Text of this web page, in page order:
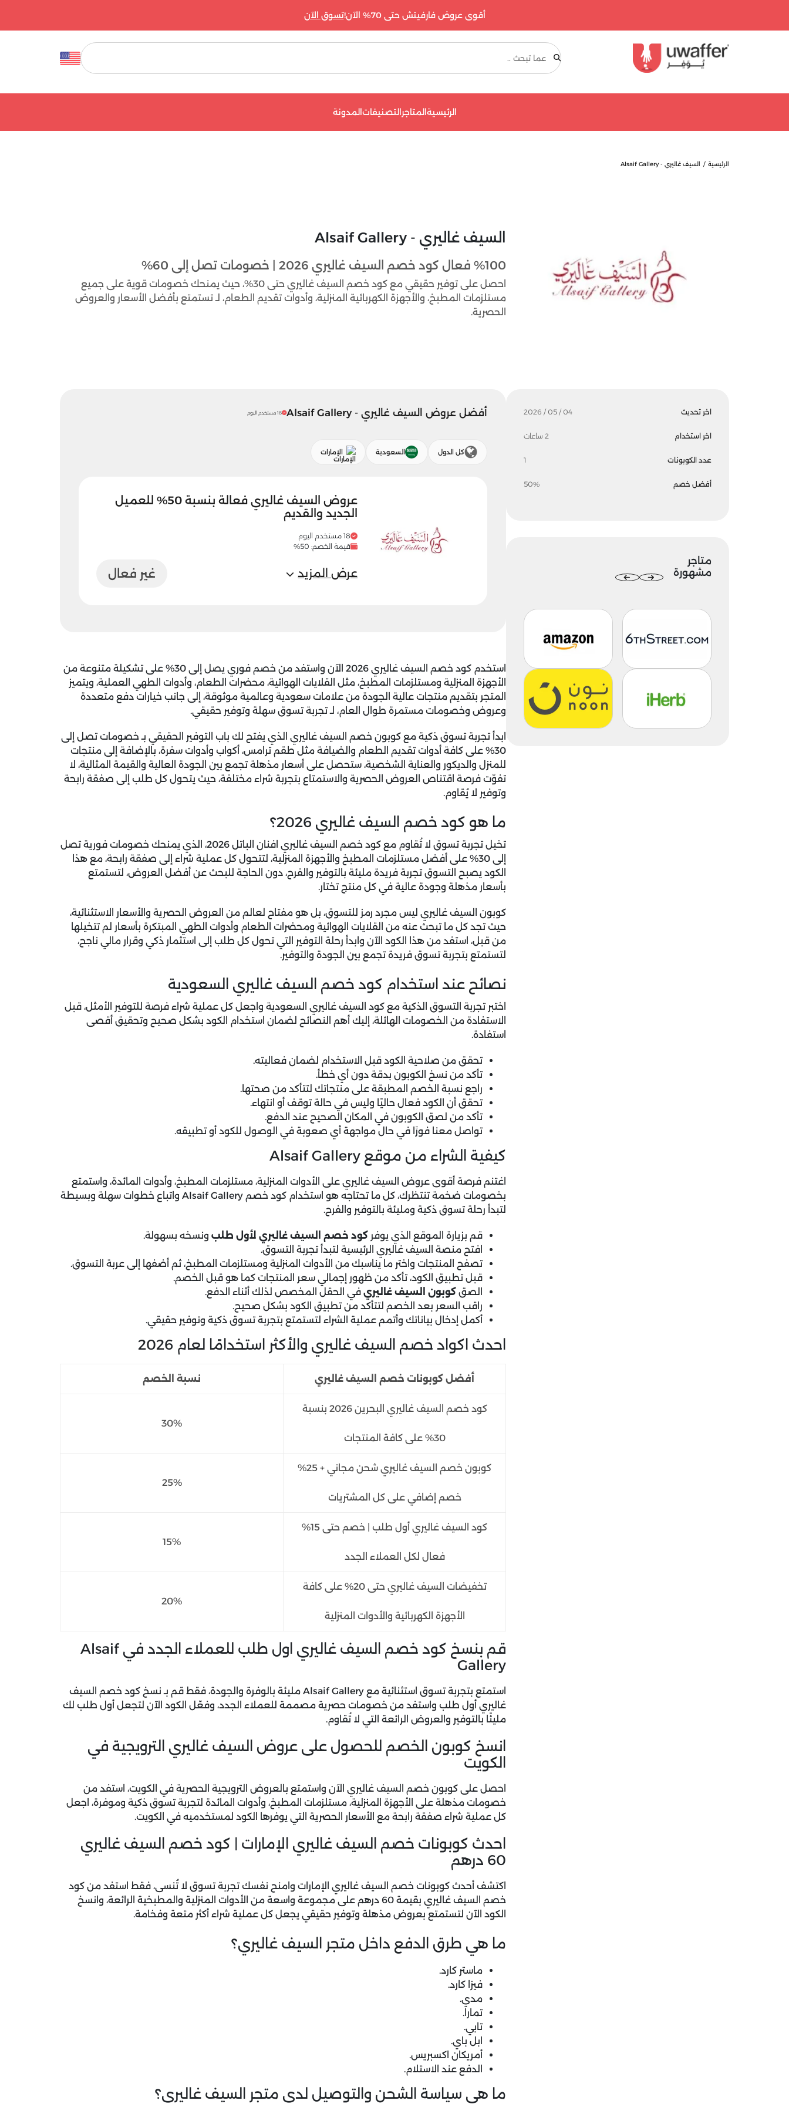
أقوى عروض فارفيتش حتى 70% الآن! تسوق الآن
بحث
الرئيسيةالمتاجرالتصنيفاتالمدونة
الرئيسية السيف غاليري - Alsaif Gallery
السيف غاليري - Alsaif Gallery
%100 فعال كود خصم السيف غاليري 2026 | خصومات تصل إلى 60%
احصل على توفير حقيقي مع كود خصم السيف غاليري حتى 30%، حيث يمنحك خصومات قوية على جميع
مستلزمات المطبخ، والأجهزة الكهربائية المنزلية، وأدوات تقديم الطعام، لـ تستمتع بأفضل الأسعار والعروض
الحصرية.
اخر تحديث 04 / 05 / 2026
اخر استخدام 2 ساعات
عدد الكوبونات 1
أفضل خصم 50%
متاجر
مشهورة
أفضل عروض السيف غاليري - Alsaif Gallery 18 مستخدم اليوم
كل الدول السعودية الإمارات
عروض السيف غاليري فعالة بنسبة 50% للعميل
الجديد والقديم
18 مستخدم اليوم
قيمة الخصم: 50%
عرض المزيد غير فعال
استخدم كود خصم السيف غاليري 2026
الآن واستفد من خصم فوري يصل إلى 30% على تشكيلة متنوعة من
الأجهزة المنزلية ومستلزمات المطبخ، مثل القلايات الهوائية، محضرات الطعام، وأدوات الطهي العملية، ويتميز
المتجر بتقديم منتجات عالية الجودة من علامات سعودية وعالمية موثوقة، إلى جانب خيارات دفع متعددة
وعروض وخصومات مستمرة طوال العام، لـ تجربة تسوق سهلة وتوفير حقيقي.
ابدأ تجربة تسوق ذكية مع كوبون خصم السيف غاليري الذي يفتح لك باب التوفير الحقيقي بـ خصومات تصل إلى
30% على كافة أدوات تقديم الطعام والضيافة مثل طقم ترامس، أكواب وأدوات سفرة، بالإضافة إلى منتجات
للمنزل والديكور والعناية الشخصية، ستحصل على أسعار مذهلة تجمع بين الجودة العالية والقيمة المثالية، لا
تفوّت فرصة اقتناص العروض الحصرية والاستمتاع بتجربة شراء مختلفة، حيث يتحول كل طلب إلى صفقة رابحة
وتوفير لا يُقاوم.
ما هو كود خصم السيف غاليري 2026؟
تخيل تجربة تسوق لا تُقاوم مع كود خصم السيف غاليري افنان الباتل 2026
، الذي يمنحك خصومات فورية تصل
إلى 30% على أفضل مستلزمات المطبخ والأجهزة المنزلية، لتتحول كل عملية شراء إلى صفقة رابحة، مع هذا
الكود يصبح التسوق تجربة فريدة مليئة بالتوفير والفرح، دون الحاجة للبحث عن أفضل العروض، لتستمتع
بأسعار مذهلة وجودة عالية في كل منتج تختار.
كوبون السيف غاليري ليس مجرد رمز للتسوق، بل هو مفتاح لعالم من العروض الحصرية والأسعار الاستثنائية،
حيث تجد كل ما تبحث عنه من القلايات الهوائية ومحضرات الطعام وأدوات الطهي المبتكرة بأسعار لم تتخيلها
من قبل، استفد من هذا الكود الآن وابدأ رحلة التوفير التي تحول كل طلب إلى استثمار ذكي وقرار مالي ناجح،
لتستمتع بتجربة تسوق فريدة تجمع بين الجودة والتوفير.
نصائح عند استخدام كود خصم السيف غاليري السعودية
اختبر تجربة التسوق الذكية مع كود السيف غاليري السعودية واجعل كل عملية شراء فرصة للتوفير الأمثل، قبل
الاستفادة من الخصومات الهائلة، إليك أهم النصائح لضمان استخدام الكود بشكل صحيح وتحقيق أقصى
استفادة.
تحقق من صلاحية الكود قبل الاستخدام لضمان فعاليته.
تأكد من نسخ الكوبون بدقة دون أي خطأ.
راجع نسبة الخصم المطبقة على منتجاتك لتتأكد من صحتها.
تحقق أن الكود فعال حاليًا وليس في حالة توقف أو انتهاء.
تأكد من لصق الكوبون في المكان الصحيح عند الدفع.
تواصل معنا فورًا في حال مواجهة أي صعوبة في الوصول للكود أو تطبيقه.
كيفية الشراء من موقع Alsaif Gallery
اغتنم فرصة أقوى عروض السيف غاليري على الأدوات المنزلية، مستلزمات المطبخ، وأدوات المائدة، واستمتع
بخصومات ضخمة تنتظرك، كل ما تحتاجه هو استخدام كود خصم Alsaif Gallery واتباع خطوات سهلة وبسيطة
لتبدأ رحلة تسوق ذكية ومليئة بالتوفير والفرح.
قم بزيارة الموقع الذي يوفر كود خصم السيف غاليري لأول طلب ونسخه بسهولة.
افتح منصة السيف غاليري الرئيسية لتبدأ تجربة التسوق.
تصفح المنتجات واختر ما يناسبك من الأدوات المنزلية ومستلزمات المطبخ، ثم أضفها إلى عربة التسوق.
قبل تطبيق الكود، تأكد من ظهور إجمالي سعر المنتجات كما هو قبل الخصم.
الصق كوبون السيف غاليري في الحقل المخصص لذلك أثناء الدفع.
راقب السعر بعد الخصم لتتأكد من تطبيق الكود بشكل صحيح.
أكمل إدخال بياناتك وأتمم عملية الشراء لتستمتع بتجربة تسوق ذكية وتوفير حقيقي.
احدث اكواد خصم السيف غاليري والأكثر استخدامًا لعام 2026
أفضل كوبونات خصم السيف غاليري نسبة الخصم
كود خصم السيف غاليري البحرين 2026 بنسبة
30% على كافة المنتجات
30%
كوبون خصم السيف غاليري شحن مجاني + 25%
خصم إضافي على كل المشتريات
25%
كود السيف غاليري أول طلب | خصم حتى 15%
فعال لكل العملاء الجدد
15%
تخفيضات السيف غاليري حتى 20% على كافة
الأجهزة الكهربائية والأدوات المنزلية
20%
قم بنسخ كود خصم السيف غاليري اول طلب للعملاء الجدد في Alsaif
Gallery
استمتع بتجربة تسوق استثنائية مع Alsaif Gallery مليئة بالوفرة والجودة، فقط قم بـ نسخ
كود خصم السيف
غاليري أول طلب واستفد من خصومات حصرية مصممة للعملاء الجدد، وفعّل الكود الآن لتجعل أول طلب لك
مليئًا بالتوفير والعروض الرائعة التي لا تُقاوم.
انسخ كوبون الخصم للحصول على عروض السيف غاليري الترويجية في
الكويت
احصل على كوبون خصم السيف غاليري الآن واستمتع بالعروض الترويجية الحصرية في الكويت، استفد من
خصومات مذهلة على الأجهزة المنزلية، مستلزمات المطبخ، وأدوات المائدة لتجربة تسوق ذكية وموفرة، اجعل
كل عملية شراء صفقة رابحة مع الأسعار الحصرية التي يوفرها الكود لمستخدميه في الكويت.
احدث كوبونات خصم السيف غاليري الإمارات | كود خصم السيف غاليري
60 درهم
اكتشف أحدث كوبونات خصم السيف غاليري الإمارات وامنح نفسك تجربة تسوق لا تُنسى، فقط استفد من كود
خصم السيف غاليري
بقيمة 60 درهم على مجموعة واسعة من الأدوات المنزلية والمطبخية الرائعة، وانسخ
الكود الآن لتستمتع بعروض مذهلة وتوفير حقيقي يجعل كل عملية شراء أكثر متعة وفخامة.
ما هي طرق الدفع داخل متجر السيف غاليري؟
ماستر كارد.
فيزا كارد.
مدي.
تمارا.
تابي.
ابل باي.
أمريكان اكسبريس.
الدفع عند الاستلام.
ما هي سياسة الشحن والتوصيل لدى متجر السيف غاليري؟